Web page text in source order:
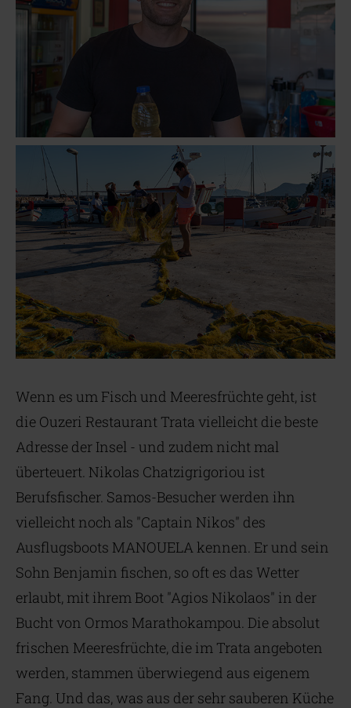
Wenn es um Fisch und Meeresfrüchte geht, ist
die Ouzeri Restaurant Trata vielleicht die beste
Adresse der Insel - und zudem nicht mal
überteuert. Nikolas Chatzigrigoriou ist
Berufsfischer. Samos-Besucher werden ihn
vielleicht noch als "Captain Nikos" des
Ausflugsboots MANOUELA kennen. Er und sein
Sohn Benjamin fischen, so oft es das Wetter
erlaubt, mit ihrem Boot "Agios Nikolaos" in der
Bucht von Ormos Marathokampou. Die absolut
frischen Meeresfrüchte, die im Trata angeboten
werden, stammen überwiegend aus eigenem
Fang. Und das, was aus der sehr sauberen Küche